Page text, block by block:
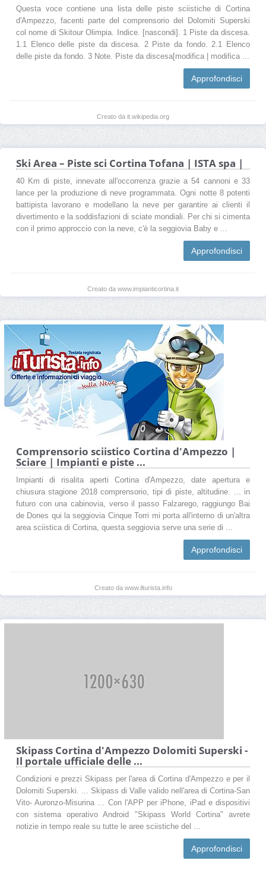
Questa voce contiene una lista delle piste sciistiche di Cortina
d'Ampezzo, facenti parte del comprensorio del Dolomiti Superski
col nome di Skitour Olimpia. Indice. [nascondi]. 1 Piste da discesa.
1.1 Elenco delle piste da discesa. 2 Piste da fondo. 2.1 Elenco
delle piste da fondo. 3 Note. Piste da discesa[modifica | modifica ...
Approfondisci
Creato da it.wikipedia.org
Ski Area – Piste sci Cortina Tofana | ISTA spa |
40 Km di piste, innevate all'occorrenza grazie a 54 cannoni e 33
lance per la produzione di neve programmata. Ogni notte 8 potenti
battipista lavorano e modellano la neve per garantire ai clienti il
divertimento e la soddisfazioni di sciate mondiali. Per chi si cimenta
con il primo approccio con la neve, c'è la seggiovia Baby e ...
Approfondisci
Creato da www.impianticortina.it
Comprensorio sciistico Cortina d'Ampezzo |
Sciare | Impianti e piste ...
Impianti di risalita aperti Cortina d'Ampezzo, date apertura e
chiusura stagione 2018 comprensorio, tipi di piste, altitudine. ... in
futuro con una cabinovia, verso il passo Falzarego, raggiungo Bai
de Dones qui la seggiovia Cinque Torri mi porta all'interno di un'altra
area sciistica di Cortina, questa seggiovia serve una serie di ...
Approfondisci
Creato da www.ilturista.info
Skipass Cortina d'Ampezzo Dolomiti Superski -
Il portale ufficiale delle ...
Condizioni e prezzi Skipass per l'area di Cortina d'Ampezzo e per il
Dolomiti Superski. ... Skipass di Valle valido nell'area di Cortina-San
Vito- Auronzo-Misurina ... Con l'APP per iPhone, iPad e dispositivi
con sistema operativo Android "Skipass World Cortina" avrete
notizie in tempo reale su tutte le aree sciistiche del ...
Approfondisci